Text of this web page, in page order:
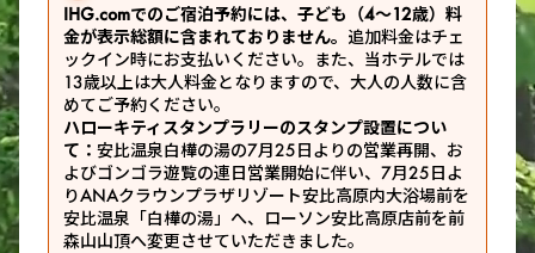
IHG.comでのご宿泊予約には、子ども（4～12歳）料
金が表示総額に含まれておりません。 追加料金はチェ
ックイン時にお支払いください。また、当ホテルでは
13歳以上は大人料金となりますので、大人の人数に含
めてご予約ください。
ハローキティスタンプラリーのスタンプ設置につい
て： 安比温泉白樺の湯の7月25日よりの営業再開、お
よびゴンゴラ遊覧の連日営業開始に伴い、7月25日よ
りANAクラウンプラザリゾート安比高原内大浴場前を
安比温泉「白樺の湯」へ、ローソン安比高原店前を前
森山山頂へ変更させていただきました。